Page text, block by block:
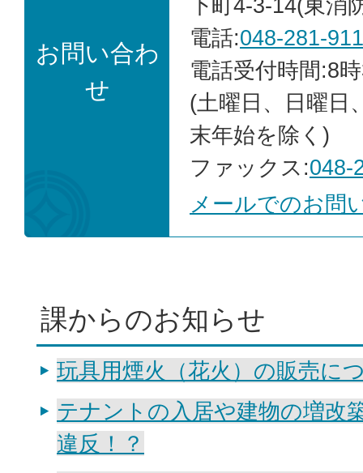
お問い合わ
せ
下町4-3-14(東消
電話:048-281-
電話受付時間:8
(土曜日、日曜日
末年始を除く)
ファックス:048-
メールでのお問
課からのお知らせ
玩具用煙火（花火）の販売に
テナントの入居や建物の増改
違反！？